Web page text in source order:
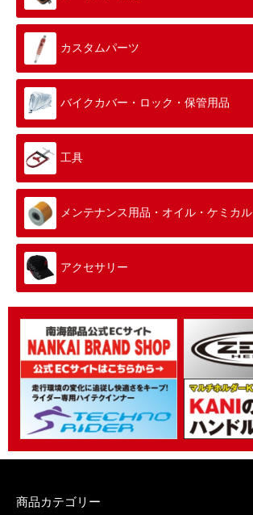
カスタムパーツ
バイクカバー・ロック・保管用品
工具
メンテナンス用品・オイル・ケミカル
アクセサリー
商品カテゴリー